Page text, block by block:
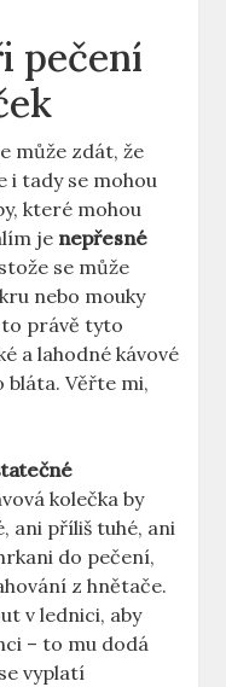
pečení
může zdát, že
i tady se mohou
které mohou
je nepřesné
se může
nebo mouky
to právě tyto
a lahodné kávové
bláta. Věřte mi,
kolečka by
ani příliš tuhé, ani
do pečení,
z hnětače.
v lednici, aby
– to mu dodá
vyplatí